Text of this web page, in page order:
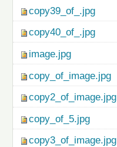
copy39_of_.jpg
copy40_of_.jpg
image.jpg
copy_of_image.jpg
copy2_of_image.jpg
copy_of_5.jpg
copy3_of_image.jpg